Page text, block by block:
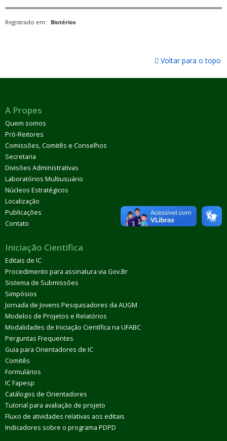
Registrado em: Biotérios
Voltar para o topo
A Propes
Quem somos
Pró-Reitores
Comissões, Comitês e Conselhos
Secretaria
Divisões Administrativas
Laboratórios Multiusuário
Núcleos Estratégicos
Localização
Publicações
Contato
Iniciação Científica
Editais de IC
Procedimento para assinatura via Gov.Br
Sistema de Submissões
Simpósios
Jornada de Jovens Pesquisadores da AUGM
Modelos de Projetos e Relatórios
Modalidades de Iniciação Científica na UFABC
Perguntas Frequentes
Guia para Orientadores de IC
Comitês
Formulários
IC Fapesp
Catálogos de Orientadores
Tutorial para avaliação de projeto
Fluxo de atividades relativas aos editais
Indicadores sobre o programa PDPD